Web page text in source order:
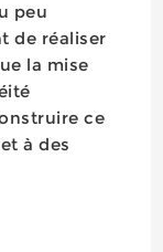
peu
de réaliser
la mise
ce
à des